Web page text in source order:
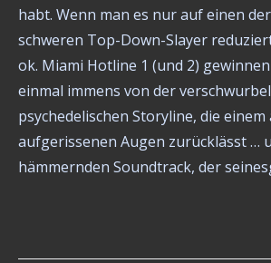
habt. Wenn man es nur auf einen
schweren Top-Down-Slayer
ok. Miami Hotline 1 (und 2)
einmal immens von der
psychedelischen Storyline, die einem
aufgerissenen Augen zurücklässt …
hämmernden Soundtrack, der